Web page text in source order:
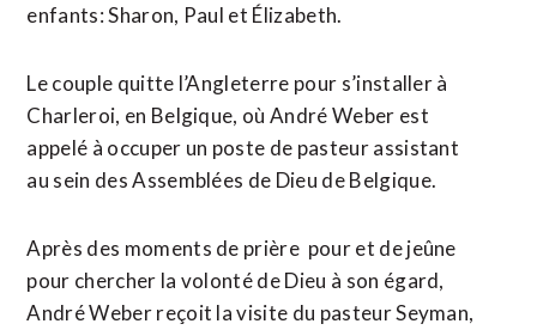
enfants: Sharon, Paul et Élizabeth.
Le couple quitte l’Angleterre pour s’installer à
Charleroi, en Belgique, où André Weber est
appelé à occuper un poste de pasteur assistant
au sein des Assemblées de Dieu de Belgique.
Après des moments de prière pour et de jeûne
pour chercher la volonté de Dieu à son égard,
André Weber reçoit la visite du pasteur Seyman,